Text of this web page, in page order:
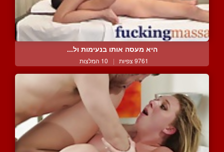
היא מעסה אותו בנעימות ול...
9761 צפיות | 10 המלצות